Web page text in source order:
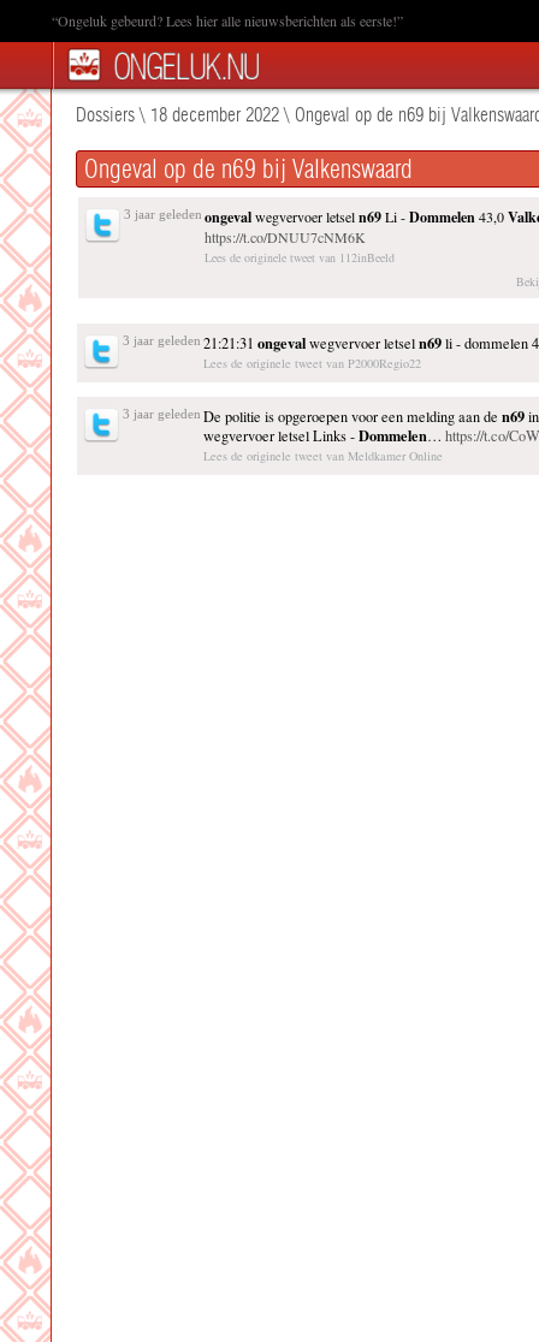
“Ongeluk gebeurd? Lees hier alle nieuwsberichten als eerste!”
Dossiers\ 18 december 2022\ Ongeval op de n69 bij
Ongeval op de n69 bij Valkenswaard
3 jaar geleden ongevalwegvervoer letseln69Li -Dommelen43,0
https://t.co/DNUU7cNM6K
Lees de originele tweet van 112inBeeld
3 jaar geleden 21:21:31 ongevalwegvervoer letseln69li - dommelen
Lees de originele tweet van P2000Regio22
3 jaar geleden De politie is opgeroepen voor een melding aan de n69
wegvervoer letsel Links -Dommelen… https://t.co/
Lees de originele tweet van Meldkamer Online